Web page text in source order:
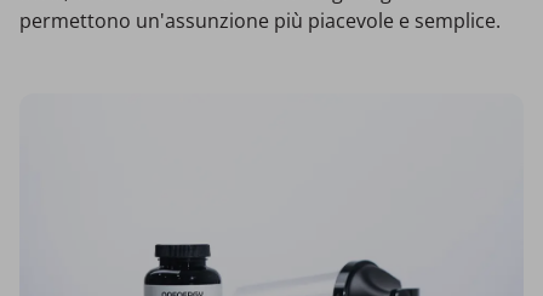
permettono un'assunzione più piacevole e semplice.